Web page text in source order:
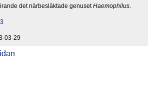
det närbesläktade genusetHaemophilus
03-29